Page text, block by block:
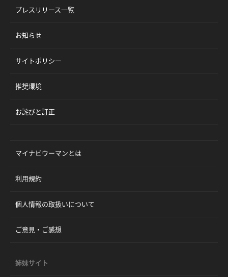
プレスリリース一覧
お知らせ
サイトポリシー
推奨環境
お詫びと訂正
マイナビウーマンとは
利用規約
個人情報の取扱いについて
ご意見・ご感想
姉妹サイト